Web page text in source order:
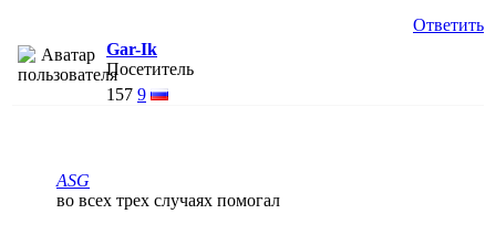
Ответить
Gar-Ik
Посетитель
157 9
АSG
во всех трех случаях помогал